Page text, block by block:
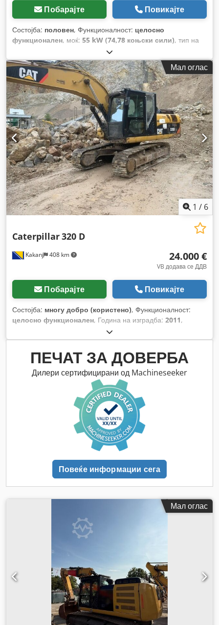
Побарајте Повикајте
Состојба: половен, Функционалност: целосно
функционален, моќ: 55 kW (74,78 коњски сили), тип на
, вкупна тежина:
празна тежина:14.000 кг, состојба на погон:80 процент,
Година на изградба:2023, работни часови:766 h, Опрема:
борден компјутер, гумирани гусеници, кабина, клима
уред, хидраулични системи,
Мал оглас
1 / 6
Kakanj 408 km
Caterpillar320 D
24.000 €
VB додава се ДДВ
Побарајте Повикајте
Состојба: многу добро (користено), Функционалност:
целосно функционален, Година на изградба: 2011,
ПЕЧАТ ЗА ДОВЕРБА
Дилери сертифицирани од Machineseeker
Повеќе информации сега
Мал оглас